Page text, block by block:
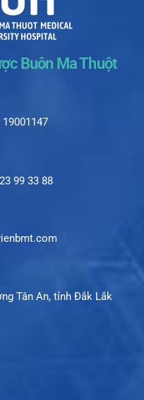
Buôn Ma Thuột
99 33 88
Tân An, tỉnh Đắk Lắk